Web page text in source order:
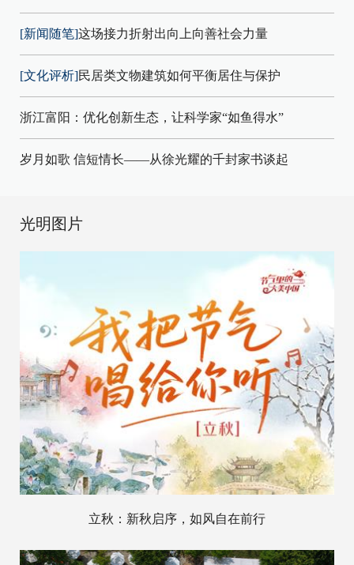
[新闻随笔]这场接力折射出向上向善社会力量
[文化评析]民居类文物建筑如何平衡居住与保护
浙江富阳：优化创新生态，让科学家“如鱼得水”
岁月如歌 信短情长——从徐光耀的千封家书谈起
光明图片
立秋：新秋启序，如风自在前行